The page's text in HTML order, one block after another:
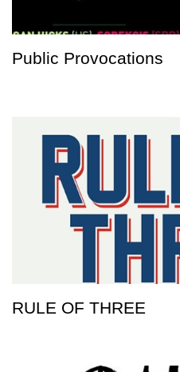
Public Provocations
RULE OF THREE